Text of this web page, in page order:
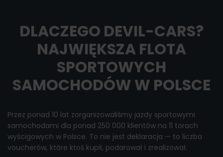
DLACZEGO DEVIL-CARS?
NAJWIĘKSZA FLOTA
SPORTOWYCH
SAMOCHODÓW W POLSCE
Przez ponad 10 lat zorganizowaliśmy jazdy sportowymi
samochodami dla ponad 250 000 klientów na 11 torach
wyścigowych w Polsce. To nie jest deklaracja — to liczba
voucherów, które ktoś kupił, podarował i zrealizował.